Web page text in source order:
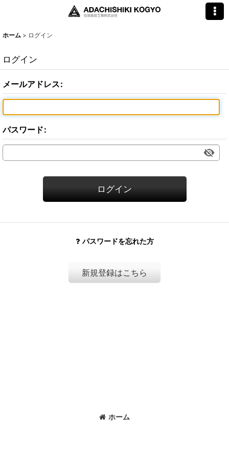
ホーム > ログイン
ログイン
メールアドレス:
パスワード:
ログイン
パスワードを忘れた方
新規登録はこちら
ホーム